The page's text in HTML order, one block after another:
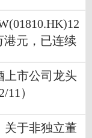
港元，已连续
上市公司龙头
11）
关于非独立董